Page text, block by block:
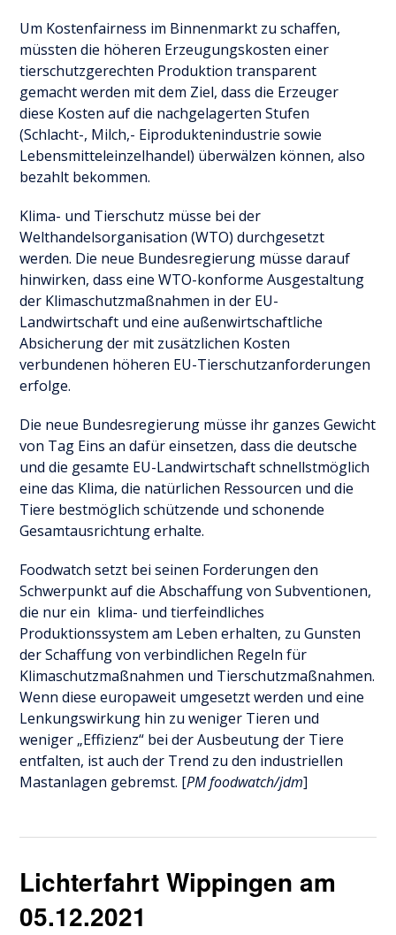
Um Kostenfairness im Binnenmarkt zu schaffen,
müssten die höheren Erzeugungskosten einer
tierschutzgerechten Produktion transparent
gemacht werden mit dem Ziel, dass die Erzeuger
diese Kosten auf die nachgelagerten Stufen
(Schlacht-, Milch,- Eiproduktenindustrie sowie
Lebensmitteleinzelhandel) überwälzen können, also
bezahlt bekommen.
Klima- und Tierschutz müsse bei der
Welthandelsorganisation (WTO) durchgesetzt
werden. Die neue Bundesregierung müsse darauf
hinwirken, dass eine WTO-konforme Ausgestaltung
der Klimaschutzmaßnahmen in der EU-
Landwirtschaft und eine außenwirtschaftliche
Absicherung der mit zusätzlichen Kosten
verbundenen höheren EU-Tierschutzanforderungen
erfolge.
Die neue Bundesregierung müsse ihr ganzes Gewicht
von Tag Eins an dafür einsetzen, dass die deutsche
und die gesamte EU-Landwirtschaft schnellstmöglich
eine das Klima, die natürlichen Ressourcen und die
Tiere bestmöglich schützende und schonende
Gesamtausrichtung erhalte.
Foodwatch setzt bei seinen Forderungen den
Schwerpunkt auf die Abschaffung von Subventionen,
die nur ein klima- und tierfeindliches
Produktionssystem am Leben erhalten, zu Gunsten
der Schaffung von verbindlichen Regeln für
Klimaschutzmaßnahmen und Tierschutzmaßnahmen.
Wenn diese europaweit umgesetzt werden und eine
Lenkungswirkung hin zu weniger Tieren und
weniger „Effizienz“ bei der Ausbeutung der Tiere
entfalten, ist auch der Trend zu den industriellen
Mastanlagen gebremst. [PM foodwatch/jdm]
Lichterfahrt Wippingen am
05.12.2021